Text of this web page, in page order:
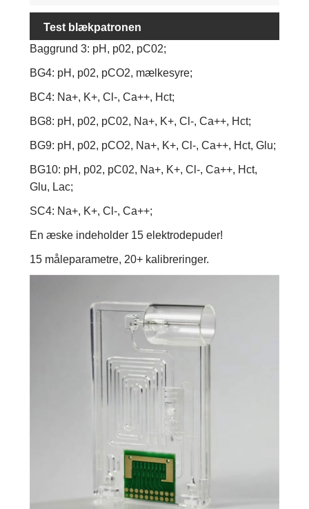
Test blækpatronen
Baggrund 3: pH, p02, pC02;
BG4: pH, p02, pCO2, mælkesyre;
BC4: Na+, K+, Cl-, Ca++, Hct;
BG8: pH, p02, pC02, Na+, K+, Cl-, Ca++, Hct;
BG9: pH, p02, pCO2, Na+, K+, Cl-, Ca++, Hct, Glu;
BG10: pH, p02, pC02, Na+, K+, Cl-, Ca++, Hct,
Glu, Lac;
SC4: Na+, K+, Cl-, Ca++;
En æske indeholder 15 elektrodepuder!
15 måleparametre, 20+ kalibreringer.